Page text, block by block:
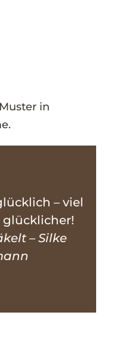
in
– viel
– Silke